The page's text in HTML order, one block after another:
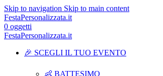
Skip to navigation Skip to main content
FestaPersonalizzata.it
0 oggetti
FestaPersonalizzata.it
🎉 SCEGLI IL TUO EVENTO
👶 BATTESIMO